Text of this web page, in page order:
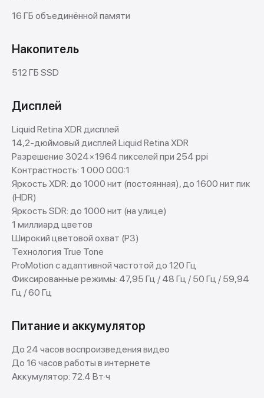
16 ГБ объединённой памяти
Накопитель
512 ГБ SSD
Дисплей
Liquid Retina XDR дисплей
14,2-дюймовый дисплей Liquid Retina XDR
Разрешение 3024×1964 пикселей при 254 ppi
Контрастность: 1 000 000:1
Яркость XDR: до 1000 нит (постоянная), до 1600 нит пик
(HDR)
Яркость SDR: до 1000 нит (на улице)
1 миллиард цветов
Широкий цветовой охват (P3)
Технология True Tone
ProMotion с адаптивной частотой до 120 Гц
Фиксированные режимы: 47,95 Гц / 48 Гц / 50 Гц / 59,94
Гц / 60 Гц
Питание и аккумулятор
До 24 часов воспроизведения видео
До 16 часов работы в интернете
Аккумулятор: 72.4 Вт·ч